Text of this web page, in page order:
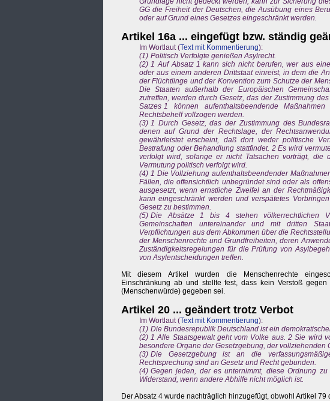
GG die Freiheit der Deutschen, die Ausübung eines
oder auf Grund eines Gesetzes eingeschränkt werden.
Artikel 16a ... eingefügt bzw. ständig
Im Wortlaut (Text mit Kommentierung):
(1) Politisch Verfolgte genießen Asylrecht.
(2) 1 Auf Absatz 1 kann sich nicht berufen, wer aus
oder aus einem anderen Drittstaat einreist, in dem die
der Flüchtlinge und der Konvention zum Schutze der
Die Staaten außerhalb der Europäischen
zutreffen, werden durch Gesetz, das der Zustimmung
Satzes 1 können aufenthaltsbeendende
Rechtsbehelf vollzogen werden.
(3) 1 Durch Gesetz, das der Zustimmung des
denen auf Grund der Rechtslage, der
gewährleistet erscheint, daß dort weder politische
Bestrafung oder Behandlung stattfindet. 2 Es wird
verfolgt wird, solange er nicht Tatsachen vorträgt,
Vermutung politisch verfolgt wird.
(4) 1 Die Vollziehung aufenthaltsbeendender
Fällen, die offensichtlich unbegründet sind oder als
ausgesetzt, wenn ernstliche Zweifel an der
kann eingeschränkt werden und verspätetes
Gesetz zu bestimmen.
(5) Die Absätze 1 bis 4 stehen völkerrechtlichen
Gemeinschaften untereinander und mit dritten
Verpflichtungen aus dem Abkommen über die
der Menschenrechte und Grundfreiheiten, deren
Zuständigkeitsregelungen für die Prüfung von
von Asylentscheidungen treffen.
Mit diesem Artikel wurden die Menschenrechte
Einschränkung ab und stellte fest, dass kein Verstoß
(Menschenwürde) gegeben sei.
Artikel 20 ... geändert trotz Verbot
Im Wortlaut (Text mit Kommentierung):
(1) Die Bundesrepublik Deutschland ist ein
(2) 1 Alle Staatsgewalt geht vom Volke aus. 2 Sie wird
besondere Organe der Gesetzgebung, der vollziehenden
(3) Die Gesetzgebung ist an die
Rechtsprechung sind an Gesetz und Recht gebunden.
(4) Gegen jeden, der es unternimmt, diese Ordnung
Widerstand, wenn andere Abhilfe nicht möglich ist.
Der Absatz 4 wurde nachträglich hinzugefügt, obwohl Artikel